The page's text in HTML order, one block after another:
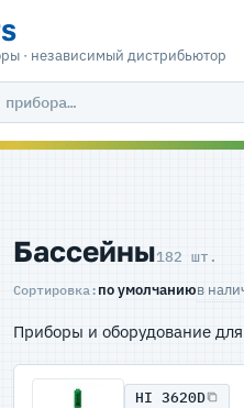
· независимый дистрибьютор
Бассейны182 шт.
Сортировка: по умолчаниюв
Приборы и оборудование
HI 3620D